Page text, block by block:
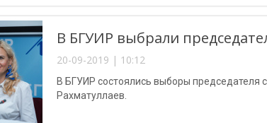
В БГУИР выбрали
20-09-2019 | 10:12
В БГУИР состоялись выборы председателя
Рахматуллаев.